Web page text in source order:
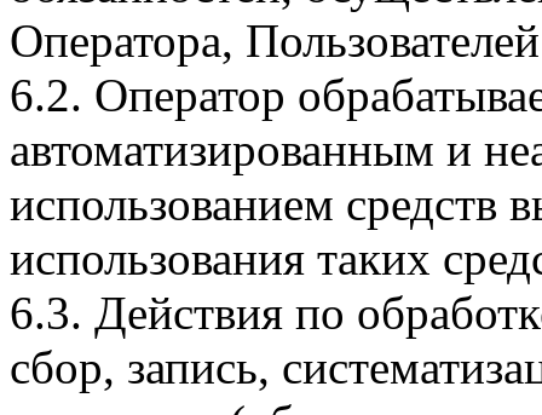
Оператора,
6.2. Оператор
автоматизированным и
использованием средств
использования таких
6.3. Действия по
сбор, запись,